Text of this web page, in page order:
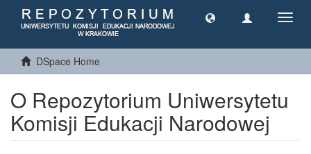
DSpace Home
O Repozytorium Uniwersytetu
Komisji Edukacji Narodowej